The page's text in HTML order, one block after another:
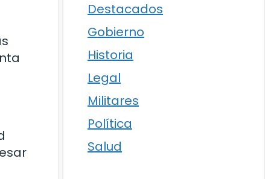
Destacados
Gobierno
Historia
Legal
Militares
Política
Salud